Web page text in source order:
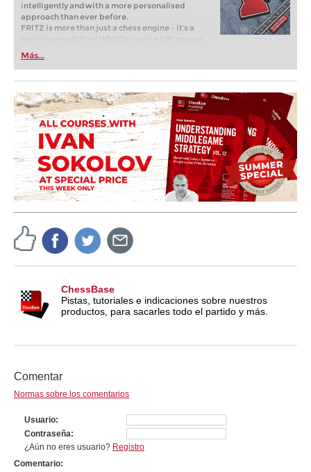
intelligently and with a more personalised
approach than ever before.
FRITZ is more than just a chess engine – it’s a
training revolution! Whether you’re taking your
first steps into the world of club chess, or already
playing at a tournament level: with FRITZ, you can
train more efficiently, intelligently and with a
more personalised approach than ever before.
Más...
ChessBase
Pistas, tutoriales e indicaciones sobre nuestros
productos, para sacarles todo el partido y más.
Comentar
Normas sobre los comentarios
Usuario
Contraseña
¿Aún no eres usuario? Registro
Comentario